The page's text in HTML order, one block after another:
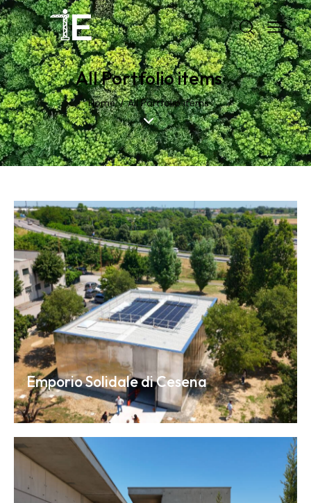
All Portfolio items
Home All Portfolio items
Emporio Solidale di Cesena